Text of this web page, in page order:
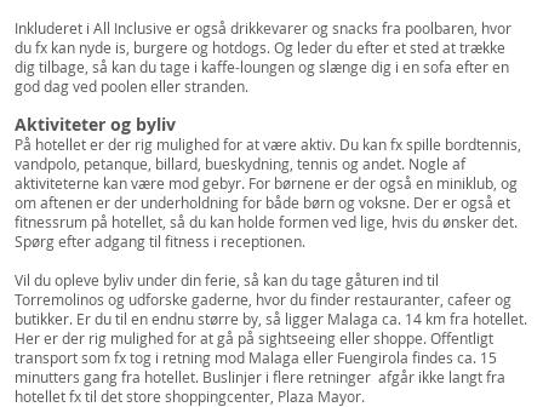
Inkluderet i All Inclusive er også drikkevarer og snacks fra poolbaren, hvor
du fx kan nyde is, burgere og hotdogs. Og leder du efter et sted at trække
dig tilbage, så kan du tage i kaffe-loungen og slænge dig i en sofa efter en
god dag ved poolen eller stranden.
Aktiviteter og byliv
På hotellet er der rig mulighed for at være aktiv. Du kan fx spille bordtennis,
vandpolo, petanque, billard, bueskydning, tennis og andet. Nogle af
aktiviteterne kan være mod gebyr. For børnene er der også en miniklub, og
om aftenen er der underholdning for både børn og voksne. Der er også et
fitnessrum på hotellet, så du kan holde formen ved lige, hvis du ønsker det.
Spørg efter adgang til fitness i receptionen.
Vil du opleve byliv under din ferie, så kan du tage gåturen ind til
Torremolinos og udforske gaderne, hvor du finder restauranter, cafeer og
butikker. Er du til en endnu større by, så ligger Malaga ca. 14 km fra hotellet.
Her er der rig mulighed for at gå på sightseeing eller shoppe. Offentligt
transport som fx tog i retning mod Malaga eller Fuengirola findes ca. 15
minutters gang fra hotellet. Buslinjer i flere retninger afgår ikke langt fra
hotellet fx til det store shoppingcenter, Plaza Mayor.